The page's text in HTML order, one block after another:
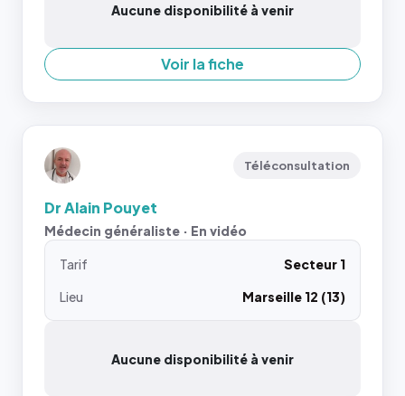
Aucune disponibilité à venir
Voir la fiche
Téléconsultation
Dr Alain Pouyet
Médecin généraliste · En vidéo
Tarif
Secteur 1
Lieu
Marseille 12 (13)
Aucune disponibilité à venir